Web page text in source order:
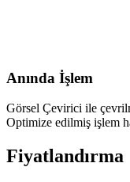
Anında İşlem
Görsel Çevirici ile
Optimize edilmiş işlem
Fiyatlandırma